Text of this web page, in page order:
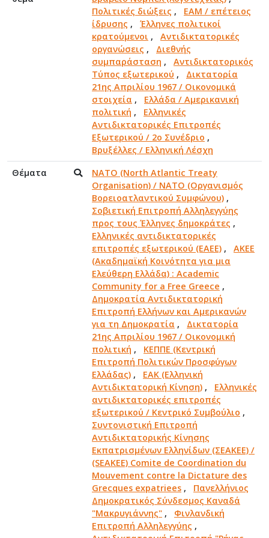
Πολιτικές διώξεις , ΕΑΜ / επέτειος
ίδρυσης , Έλληνες πολιτικοί
κρατούμενοι , Αντιδικτατορικές
οργανώσεις , Διεθνής
συμπαράσταση , Αντιδικτατορικός
Τύπος εξωτερικού , Δικτατορία
21ης Απριλίου 1967 / Οικονομικά
στοιχεία , Ελλάδα / Αμερικανική
πολιτική , Ελληνικές
Αντιδικτατορικές Επιτροπές
Εξωτερικού / 2ο Συνέδριο ,
Βρυξέλλες / Ελληνική Λέσχη
Θέματα
NATO (North Atlantic Treaty
Organisation) / NATO (Οργανισμός
Βορειοατλαντικού Συμφώνου) ,
Σοβιετική Επιτροπή Αλληλεγγύης
προς τους Έλληνες δημοκράτες ,
Ελληνικές αντιδικτατορικές
επιτροπές εξωτερικού (ΕΑΕΕ) , ΑΚΕΕ
(Ακαδημαϊκή Κοινότητα για μια
Ελεύθερη Ελλάδα) : Academic
Community for a Free Greece ,
Δημοκρατία Αντιδικτατορική
Επιτροπή Ελλήνων και Αμερικανών
για τη Δημοκρατία , Δικτατορία
21ης Απριλίου 1967 / Οικονομική
πολιτική , ΚΕΠΠΕ (Κεντρική
Επιτροπή Πολιτικών Προσφύγων
Ελλάδας) , ΕΑΚ (Ελληνική
Αντιδικτατορική Κίνηση) , Ελληνικές
αντιδικτατορικές επιτροπές
εξωτερικού / Κεντρικό Συμβούλιο ,
Συντονιστική Επιτροπή
Αντιδικτατορικής Κίνησης
Εκπατρισμένων Ελληνίδων (ΣΕΑΚΕΕ) /
(SEAKEE) Comite de Coordination du
Mouvement contre la Dictature des
Grecques expatriees , Πανελλήνιος
Δημοκρατικός Σύνδεσμος Καναδά
"Μακρυγιάννης" , Φινλανδική
Επιτροπή Αλληλεγγύης ,